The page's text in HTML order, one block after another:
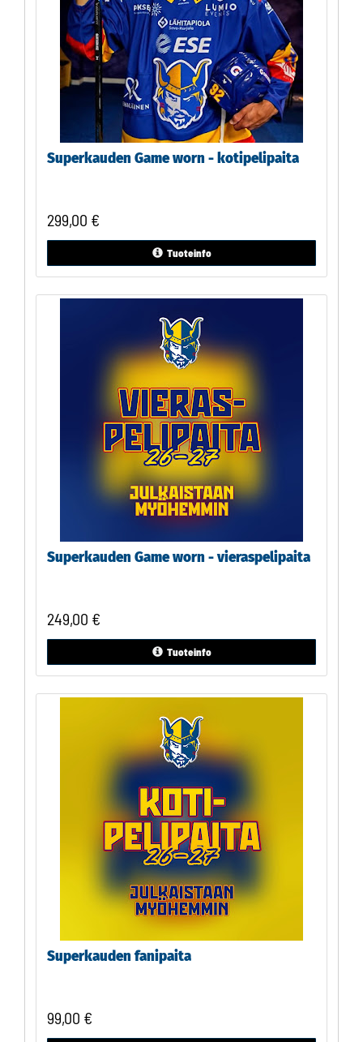
Superkauden Game worn - kotipelipaita
299,00 €
Tuoteinfo
Superkauden Game worn - vieraspelipaita
249,00 €
Tuoteinfo
Superkauden fanipaita
99,00 €